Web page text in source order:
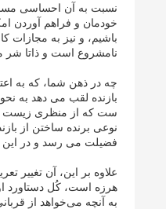
نسبت به آن احساسی
خودمان و فراهم آوردن
باشیم، و نیز به
نامشروع است و ذاتا شر
چه در ذهن شما، که به
بازنده لقب می دهد به
ست که از منظری زیست
نوعی برنده ساختن از
فضیلت می رسد و در این
علاوه بر این، آن تغییر
هرزه است، کُل دستاورد
به آنچه می‌خواهد از